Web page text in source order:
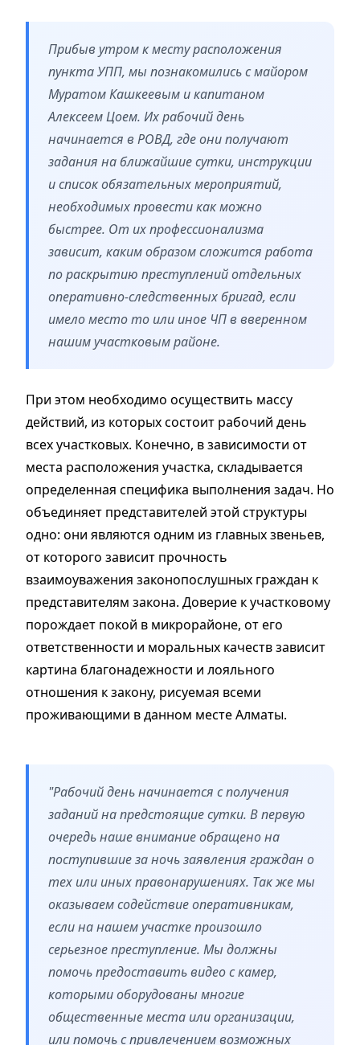
Прибыв утром к месту расположения
пункта УПП, мы познакомились с майором
Муратом Кашкеевым и капитаном
Алексеем Цоем. Их рабочий день
начинается в РОВД, где они получают
задания на ближайшие сутки, инструкции
и список обязательных мероприятий,
необходимых провести как можно
быстрее. От их профессионализма
зависит, каким образом сложится работа
по раскрытию преступлений отдельных
оперативно-следственных бригад, если
имело место то или иное ЧП в вверенном
нашим участковым районе.
При этом необходимо осуществить массу
действий, из которых состоит рабочий день
всех участковых. Конечно, в зависимости от
места расположения участка, складывается
определенная специфика выполнения задач. Но
объединяет представителей этой структуры
одно: они являются одним из главных звеньев,
от которого зависит прочность
взаимоуважения законопослушных граждан к
представителям закона. Доверие к участковому
порождает покой в микрорайоне, от его
ответственности и моральных качеств зависит
картина благонадежности и лояльного
отношения к закону, рисуемая всеми
проживающими в данном месте Алматы.
"Рабочий день начинается с получения
заданий на предстоящие сутки. В первую
очередь наше внимание обращено на
поступившие за ночь заявления граждан о
тех или иных правонарушениях. Так же мы
оказываем содействие оперативникам,
если на нашем участке произошло
серьезное преступление. Мы должны
помочь предоставить видео с камер,
которыми оборудованы многие
общественные места или организации,
или помочь с привлечением возможных